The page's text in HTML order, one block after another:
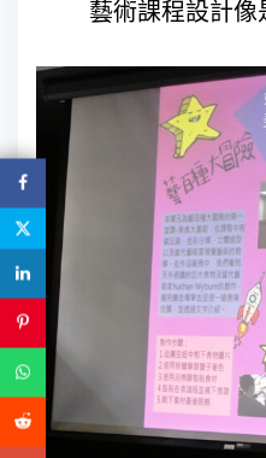
藝術課程設計像